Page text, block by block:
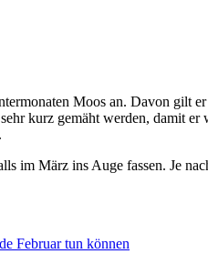
Moos an. Davon
kurz gemäht werden, damit
im März ins Auge fassen. Je
Februar tun können